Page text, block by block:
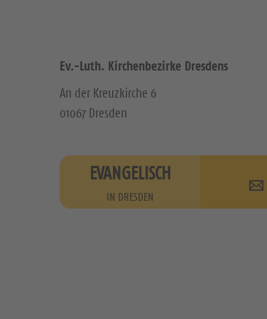
Ev.-Luth. Kirchenbezirke Dresdens
An der Kreuzkirche 6
01067 Dresden
EVANGELISCH
IN DRESDEN